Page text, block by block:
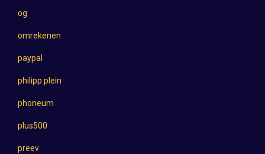
og
omrekenen
paypal
philipp plein
phoneum
plus500
preev